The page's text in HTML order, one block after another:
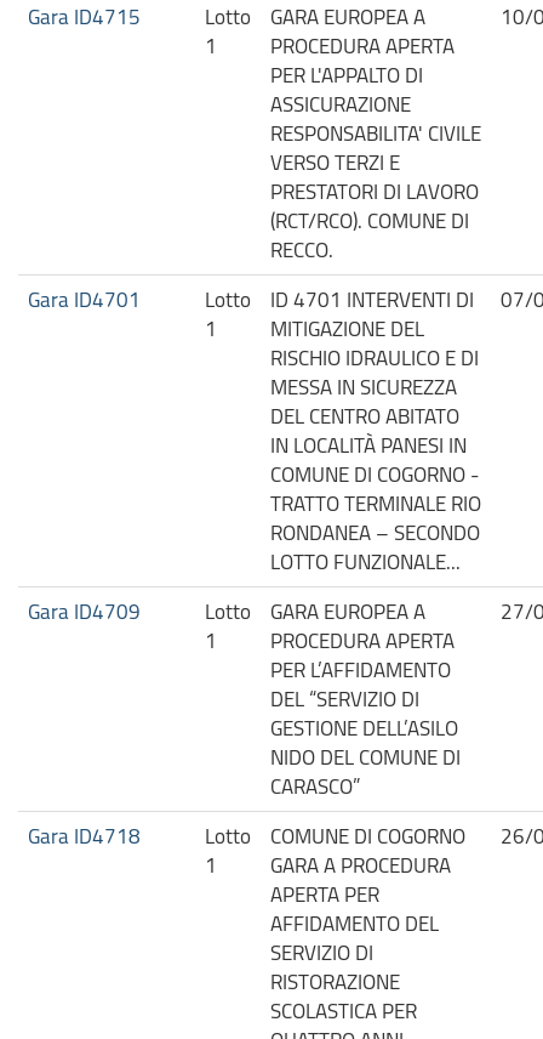
Gara ID4715
Lotto
1
GARA EUROPEA A
PROCEDURA APERTA
PER L'APPALTO DI
ASSICURAZIONE
RESPONSABILITA' CIVILE
VERSO TERZI E
PRESTATORI DI LAVORO
(RCT/RCO). COMUNE DI
RECCO.
10/
Gara ID4701
Lotto
1
ID 4701 INTERVENTI DI
MITIGAZIONE DEL
RISCHIO IDRAULICO E DI
MESSA IN SICUREZZA
DEL CENTRO ABITATO
IN LOCALITÀ PANESI IN
COMUNE DI COGORNO -
TRATTO TERMINALE RIO
RONDANEA – SECONDO
LOTTO FUNZIONALE...
07/
Gara ID4709
Lotto
1
GARA EUROPEA A
PROCEDURA APERTA
PER L’AFFIDAMENTO
DEL “SERVIZIO DI
GESTIONE DELL’ASILO
NIDO DEL COMUNE DI
CARASCO”
27/
Gara ID4718
Lotto
1
COMUNE DI COGORNO
GARA A PROCEDURA
APERTA PER
AFFIDAMENTO DEL
SERVIZIO DI
RISTORAZIONE
SCOLASTICA PER
26/